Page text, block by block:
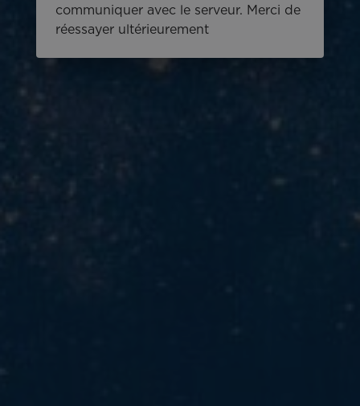
communiquer avec le serveur. Merci de
réessayer ultérieurement